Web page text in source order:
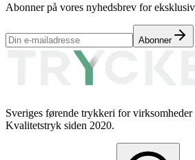
Abonner på vores nyhedsbrev for
Abonner
Sveriges førende trykkeri for virksomheder
Kvalitetstryk siden 2020.